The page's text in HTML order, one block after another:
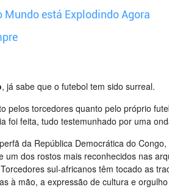
Mundo está Explodindo Agora
, já sabe que o futebol tem sido surreal.
pelos torcedores quanto pelo próprio
foi feita, tudo testemunhado por uma
da República Democrática do
dos rostos mais reconhecidos nas
sul-africanos têm tocado as
à mão, a expressão de cultura e